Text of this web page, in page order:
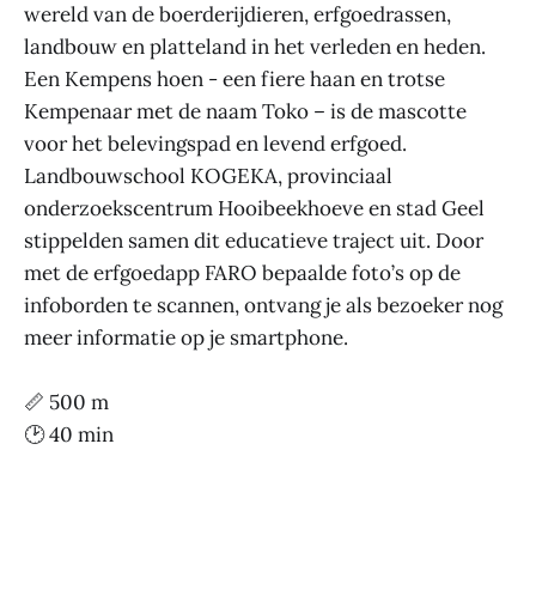
wereld van de boerderijdieren, erfgoedrassen,
landbouw en platteland in het verleden en heden.
Een Kempens hoen - een fiere haan en trotse
Kempenaar met de naam Toko – is de mascotte
voor het belevingspad en levend erfgoed.
Landbouwschool KOGEKA, provinciaal
onderzoekscentrum Hooibeekhoeve en stad Geel
stippelden samen dit educatieve traject uit. Door
met de erfgoedapp FARO bepaalde foto’s op de
infoborden te scannen, ontvang je als bezoeker nog
meer informatie op je smartphone.
📏 500 m
🕑 40 min